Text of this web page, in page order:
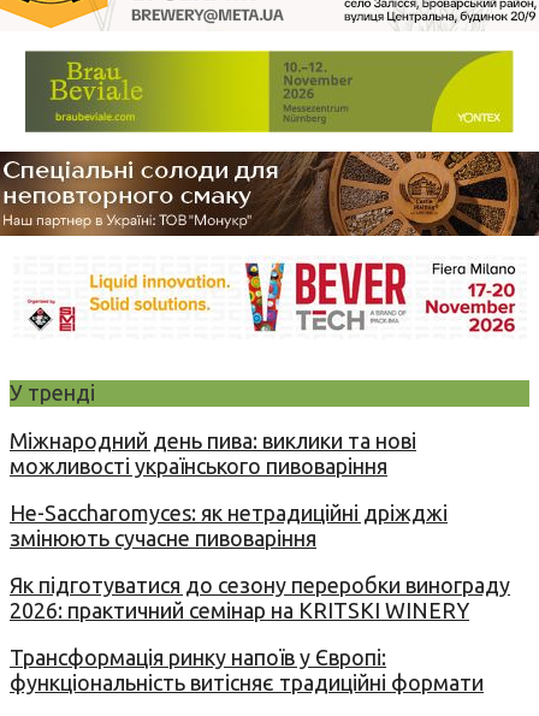
У тренді
Міжнародний день пива: виклики та нові
можливості українського пивоваріння
Не-Saccharomyces: як нетрадиційні дріжджі
змінюють сучасне пивоваріння
Як підготуватися до сезону переробки винограду
2026: практичний семінар на KRITSKI WINERY
Трансформація ринку напоїв у Європі:
функціональність витісняє традиційні формати